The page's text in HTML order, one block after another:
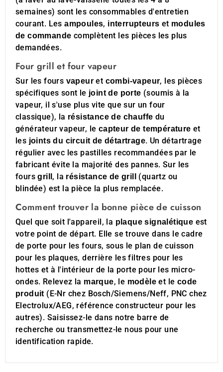
semaines) sont les consommables d'entretien
courant. Lesampoules, interrupteurs et modules
de commande complètent les pièces les plus
demandées.
Four grill et four vapeur
Sur les fours vapeur et combi-vapeur, les pièces
spécifiques sont le joint de porte (soumis à la
vapeur, il s'use plus vite que sur un four
classique), la résistance de chauffe du
générateur vapeur, le capteur de température et
les joints du circuit de détartrage. Un détartrage
régulier avec les pastilles recommandées par le
fabricant évite la majorité des pannes. Sur les
foursgrill , la résistance de grill
(quartz ou
blindée) est la pièce la plus remplacée.
Comment trouver la bonne pièce de cuisson
Quel que soit l'appareil, la plaque signalétique est
votre point de départ. Elle se trouve dans le cadre
de porte pour les fours, sous le plan de cuisson
pour les plaques, derrière les filtres pour les
hottes et à l'intérieur de la porte pour les micro-
ondes. Relevez la marque, le modèle et le code
produit(E-Nr chez Bosch/Siemens/Neff, PNC chez
Electrolux/AEG, référence constructeur pour les
autres). Saisissez-le dans notre barre de
recherche ou transmettez-le nous pour une
identification rapide.